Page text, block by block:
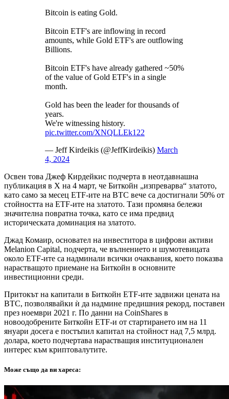
Bitcoin is eating Gold.
Bitcoin ETF's are inflowing in record
amounts, while Gold ETF's are outflowing
Billions.
Bitcoin ETF's have already gathered ~50%
of the value of Gold ETF's in a single
month.
Gold has been the leader for thousands of
years.
We're witnessing history.
pic.twitter.com/XNQLLEk122
— Jeff Kirdeikis (@JeffKirdeikis) March
4, 2024
Освен това Джеф Кирдейкис подчерта в неотдавнашна
публикация в X на 4 март, че Биткойн „изпреварва“ златото,
като само за месец ETF-ите на BTC вече са достигнали 50% от
стойността на ETF-ите на златото. Тази промяна бележи
значителна повратна точка, като се има предвид
историческата доминация на златото.
Джад Комаир, основател на инвеститора в цифрови активи
Melanion Capital, подчерта, че вълнението и шумотевицата
около ETF-ите са надминали всички очаквания, което показва
нарастващото приемане на Биткойн в основните
инвестиционни среди.
Притокът на капитали в Биткойн ETF-ите задвижи цената на
BTC, позволявайки ѝ да надмине предишния рекорд, поставен
през ноември 2021 г. По данни на CoinShares в
новоодобрените Биткойн ETF-и от стартирането им на 11
януари досега е постъпил капитал на стойност над 7,5 млрд.
долара, което подчертава нарастващия институционален
интерес към криптовалутите.
Може също да ви хареса: